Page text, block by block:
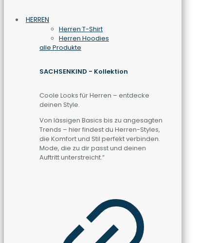
HERREN
Herren T-Shirt
Herren Hoodies
alle Produkte
SACHSENKIND - Kollektion
Coole Looks für Herren – entdecke
deinen Style.
Von lässigen Basics bis zu angesagten
Trends – hier findest du Herren-Styles,
die Komfort und Stil perfekt verbinden.
Mode, die zu dir passt und deinen
Auftritt unterstreicht.“